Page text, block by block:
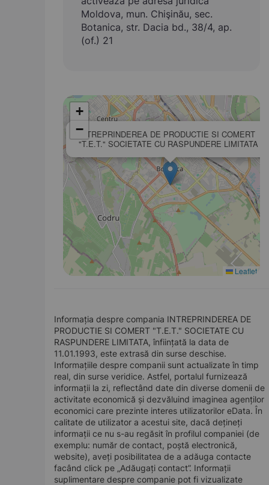
Moldova, mun. Chişinău, sec.
Botanica, str. Dacia bd., 38/4, ap.
(of.) 21
INTREPRINDEREA DE PRODUCTIE SI COMERT
"T.E.T." SOCIETATE CU RASPUNDERE LIMITATA
+
−
Leaflet
Informația despre compania INTREPRINDEREA DE
PRODUCTIE SI COMERT "T.E.T." SOCIETATE CU
RASPUNDERE LIMITATA, înființată la data de
11.01.1993, este extrasă din surse deschise.
Informațiile despre companii sunt actualizate în timp
real, din surse veridice. Astfel, portalul furnizează
informații la zi, reflectând date din diverse domenii de
activitate economică și dezvăluind imaginea agenților
economici care prezinte interes utilizatorilor eData. În
calitate de utilizator a acestui site, dacă dețineți
informații ce nu s-au regăsit în profilul companiei (de
exemplu: număr de contact, poștă electronică,
website), aveți posibilitatea de a adăuga contacte
facând click pe „Adăugați contact”. Informații
suplimentare despre companie pot fi vizualizate